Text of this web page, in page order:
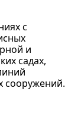
с
и
садах,
сооружений.